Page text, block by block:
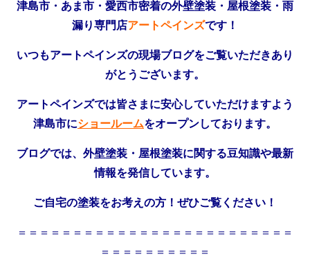
津島市・あま市・愛西市密着の外壁塗装・屋根塗装・雨
漏り専門店アートペインズです！
いつもアートペインズの現場ブログをご覧いただきあり
がとうございます。
アートペインズでは皆さまに安心していただけますよう
津島市にショールームをオープンしております。
ブログでは、外壁塗装・屋根塗装に関する豆知識や最新
情報を発信しています。
ご自宅の塗装をお考えの方！ぜひご覧ください！
＝＝＝＝＝＝＝＝＝＝＝＝＝＝＝＝＝＝＝＝＝＝＝＝＝
＝＝＝＝＝＝＝＝＝＝